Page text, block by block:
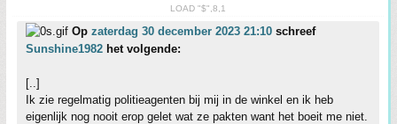
LOAD "$",8,1
Op zaterdag 30 december 2023 21:10 schreef
Sunshine1982 het volgende:
[..]
Ik zie regelmatig politieagenten bij mij in de winkel en ik heb
eigenlijk nog nooit erop gelet wat ze pakten want het boeit me niet.